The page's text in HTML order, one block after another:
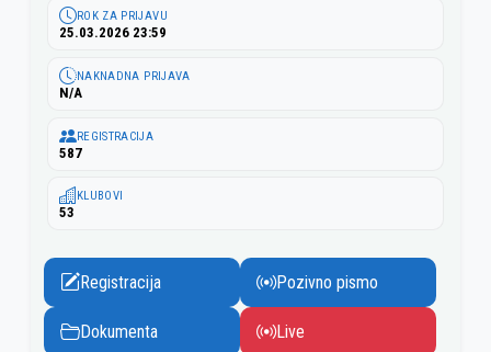
ROK ZA PRIJAVU
25.03.2026 23:59
NAKNADNA PRIJAVA
N/A
REGISTRACIJA
587
KLUBOVI
53
Registracija Pozivno pismo
Dokumenta Live